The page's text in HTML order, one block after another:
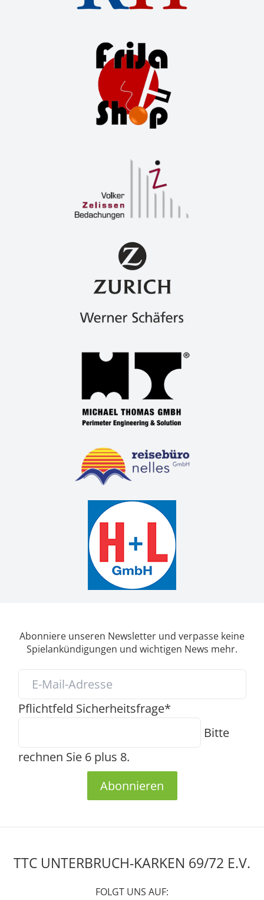
Abonniere unseren Newsletter und verpasse keine
Spielankündigungen und wichtigen News mehr.
Pflichtfeld Sicherheitsfrage*
Bitte
rechnen Sie 6 plus 8.
Abonnieren
TTC UNTERBRUCH-KARKEN 69/72 E.V.
FOLGT UNS AUF: